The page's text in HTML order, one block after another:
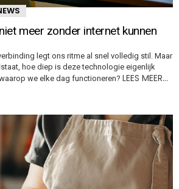
meer zonder internet kunnen
legt ons ritme al snel volledig stil. Maar
hoe diep is deze technologie eigenlijk
we elke dag functioneren? LEES MEER…